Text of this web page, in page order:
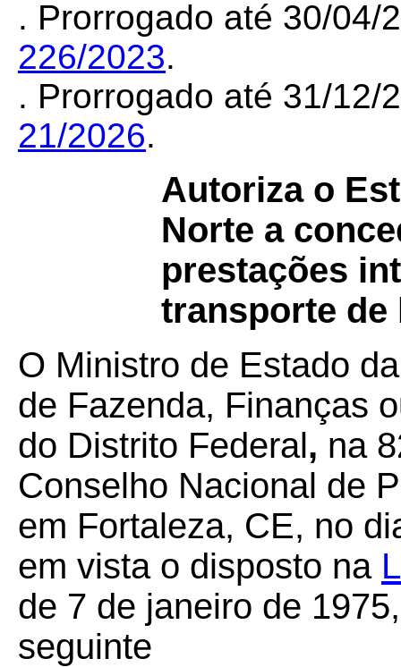
. Prorrogado até 30/04/
226/2023.
. Prorrogado até 31/12/
21/2026.
Autoriza o
Norte a
prestações
transporte
O Ministro de Estado
de Fazenda, Finanças
do Distrito Federal, na
Conselho Nacional de
em Fortaleza, CE, no
em vista o disposto na
de 7 de janeiro de
seguinte